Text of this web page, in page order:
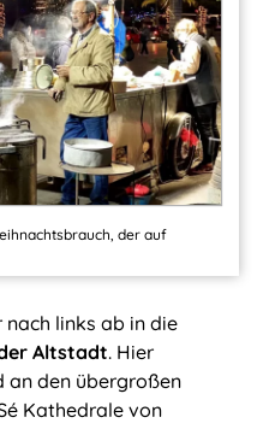
der auf
links ab in die
Altstadt. Hier
an den übergroßen
Kathedrale von